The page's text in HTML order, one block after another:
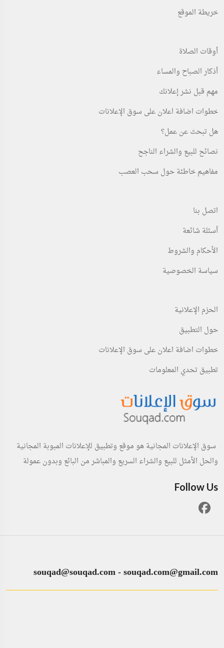
خريطة الموقع
أوقات الصلاة
أذكار الصباح والمساء
مهم قبل نشر إعلانك
خطوات اضافة اعلان على سوق الإعلانات
هل تبحث عن عمل؟
نصائح للبيع والشراء الناجح
مفاهيم خاطئة حول سحب العصب
اتصل بنا
أسئلة شائعة
الأحكام والشروط
سياسة الخصوصية
الحزم الإعلانية
حول التطبيق
خطوات اضافة اعلان على سوق الإعلانات
تطبيق تحدي المعلومات
سوق الإعلانات المجانية هو موقع وتطبيق للإعلانات المبوبة المجانية
والحل الأمثل للبيع والشراء السريع والمباشر من البائع وبدون عمولة
Follow Us
souqad@souqad.com-souqad.com@gmail.com